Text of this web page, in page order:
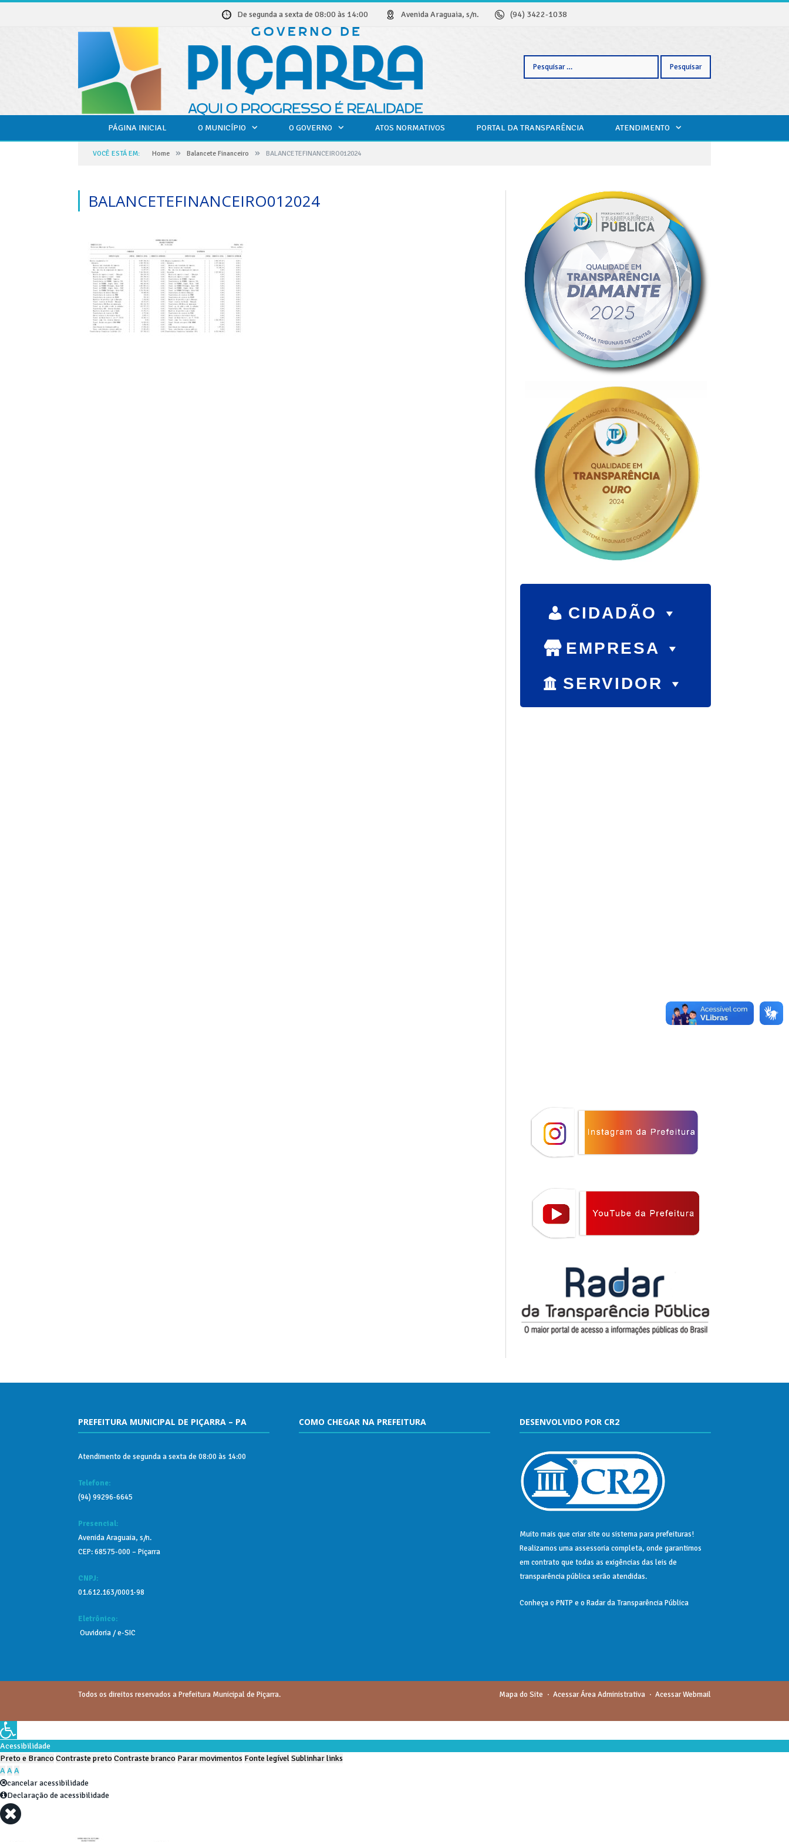
De segunda a sexta de 08:00 às 14:00 Avenida Araguaia, s/n. (94) 3422-1038
Pesquisar
PÁGINA INICIAL O MUNICÍPIO O GOVERNO ATOS NORMATIVOS PORTAL DA TRANSPARÊNCIA ATENDIMENTO
VOCÊ ESTÁ EM: Home » Balancete Financeiro » BALANCETEFINANCEIRO012024
BALANCETEFINANCEIRO012024
CIDADÃO
EMPRESA
SERVIDOR
PREFEITURA MUNICIPAL DE PIÇARRA – PA
Atendimento de segunda a sexta de 08:00 às 14:00
Telefone:
(94) 99296-6645
Presencial:
Avenida Araguaia, s/n.
CEP: 68575-000 – Piçarra
CNPJ:
01.612.163/0001-98
Eletrônico:
Ouvidoria /e-SIC
COMO CHEGAR NA PREFEITURA DESENVOLVIDO POR CR2
Muito mais que criar site ousistema para prefeituras!
Realizamos umaassessoriacompleta, onde garantimos
em contrato que todas as exigências das leis de
transparência públicaserão atendidas.
Conheça o PNTP e o Radar da Transparência Pública
Todos os direitos reservados a Prefeitura Municipal de Piçarra. Mapa do Site Acessar Área Administrativa Acessar Webmail
Acessibilidade
Preto e BrancoContraste pretoContraste branco Parar movimentos Fonte legívelSublinhar links
AAA
cancelar acessibilidade
Declaração de acessibilidade